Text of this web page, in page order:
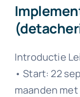
Introductie
• Start: 22
maanden